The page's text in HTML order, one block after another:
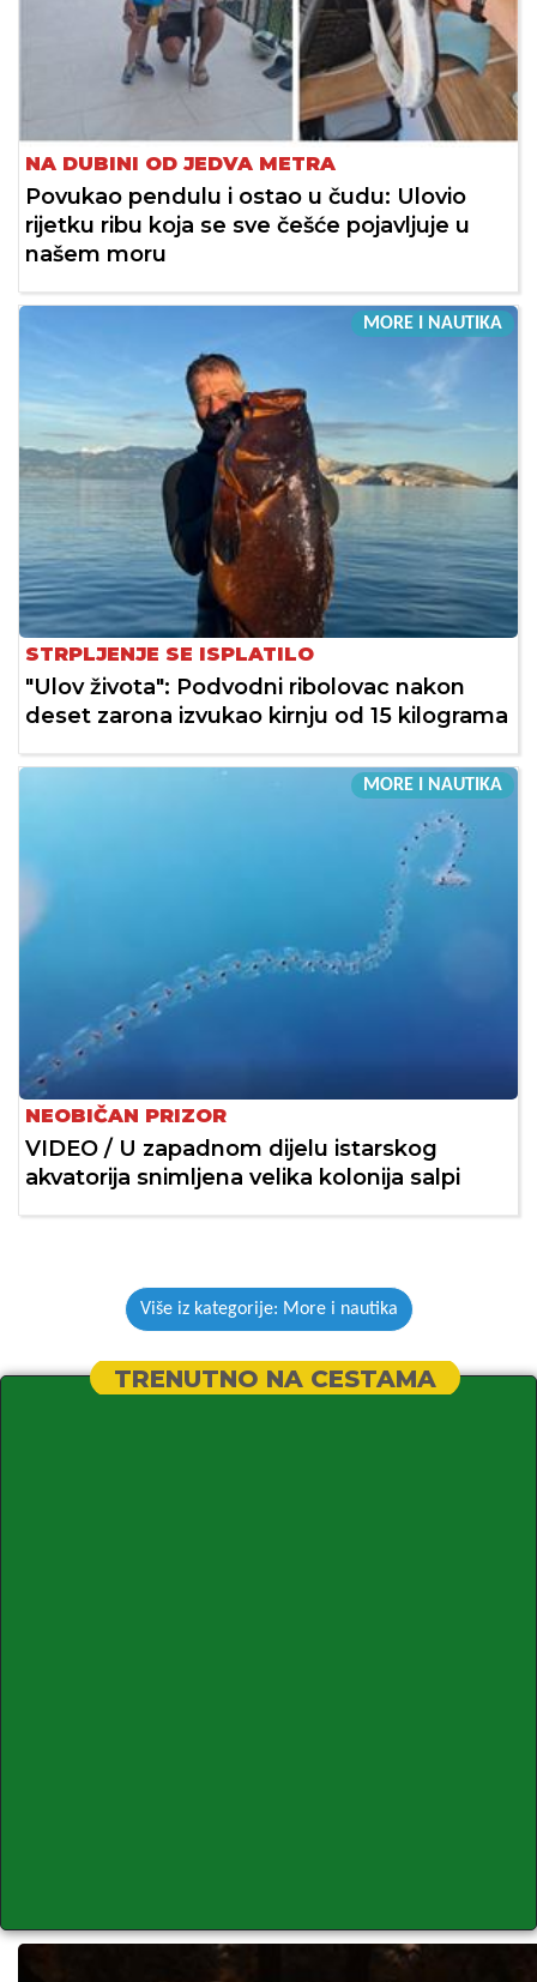
NA DUBINI OD JEDVA METRA
Povukao pendulu i ostao u čudu: Ulovio
rijetku ribu koja se sve češće pojavljuje u
našem moru
MORE I NAUTIKA
STRPLJENJE SE ISPLATILO
"Ulov života": Podvodni ribolovac nakon
deset zarona izvukao kirnju od 15 kilograma
MORE I NAUTIKA
NEOBIČAN PRIZOR
VIDEO / U zapadnom dijelu istarskog
akvatorija snimljena velika kolonija salpi
Više iz kategorije: More i nautika
TRENUTNO NA CESTAMA